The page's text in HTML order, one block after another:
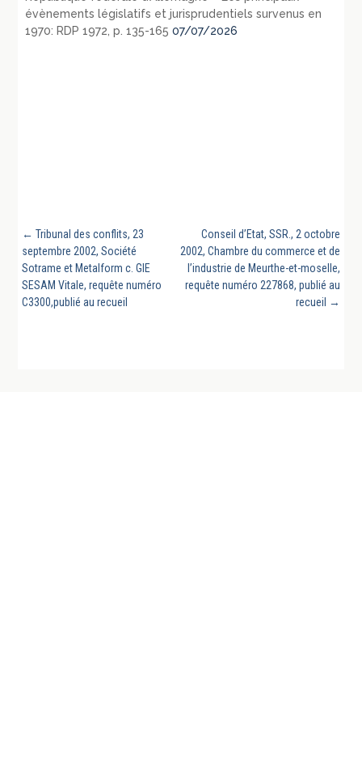
évènements législatifs et jurisprudentiels survenus en
1970: RDP 1972, p. 135-165 07/07/2026
← Tribunal des conflits, 23
septembre 2002, Société
Sotrame et Metalform c. GIE
SESAM Vitale, requête numéro
C3300,publié au recueil
Conseil d’Etat, SSR., 2 octobre
2002, Chambre du commerce et de
l’industrie de Meurthe-et-moselle,
requête numéro 227868, publié au
recueil →